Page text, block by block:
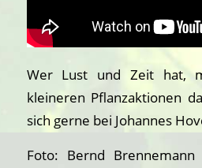
Wer Lust und Zeit hat,
kleineren Pflanzaktionen
sich gerne bei Johannes
Foto: Bernd